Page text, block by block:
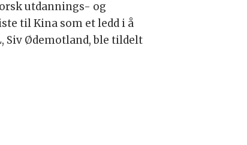
utdannings- og
til Kina som et ledd i å
Siv Ødemotland, ble tildelt